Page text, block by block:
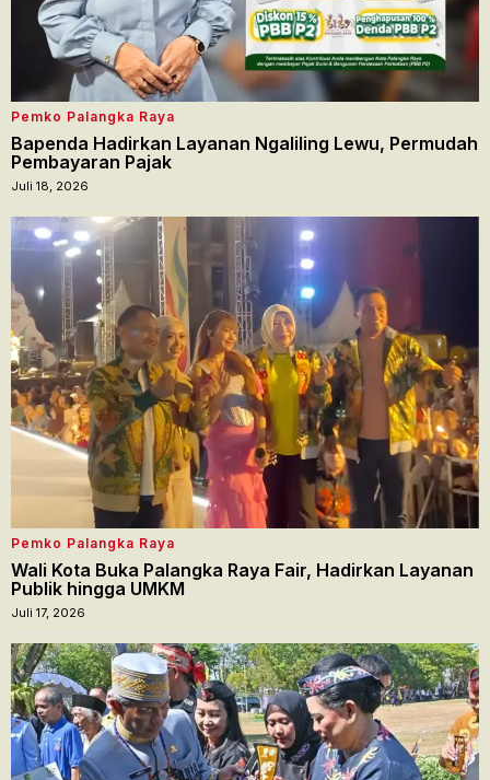
Pemko Palangka Raya
Bapenda Hadirkan Layanan Ngaliling Lewu, Permudah
Pembayaran Pajak
Juli 18, 2026
Pemko Palangka Raya
Wali Kota Buka Palangka Raya Fair, Hadirkan Layanan
Publik hingga UMKM
Juli 17, 2026